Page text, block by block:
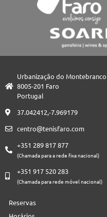
Urbanização do
8005-201 Faro
Portugal
37.042412,-7.969179
centro@tenisfaro.com
+351 289 817 877
(Chamada para a rede fixa nacional)
+351 917 520 283
(Chamada para rede móvel nacional)
Reservas